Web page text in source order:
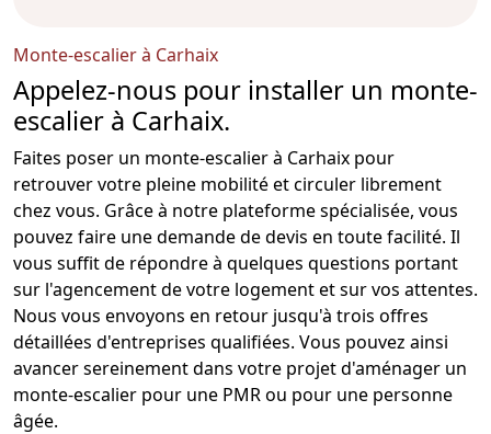
Monte-escalier à Carhaix
Appelez-nous pour installer un monte-
escalier à Carhaix.
Faites poser un monte-escalierà Carhaix pour
retrouver votre pleine mobilité et circuler librement
chez vous. Grâce à notre plateforme spécialisée, vous
pouvez faire une demande de devis en toute facilité. Il
vous suffit de répondre à quelques questions portant
sur l'agencement de votre logement et sur vos attentes.
Nous vous envoyons en retour jusqu'à trois offres
détaillées d'entreprises qualifiées. Vous pouvez ainsi
avancer sereinement dans votre projet d'aménager un
monte-escalier pour une PMRou pour une personne
âgée.